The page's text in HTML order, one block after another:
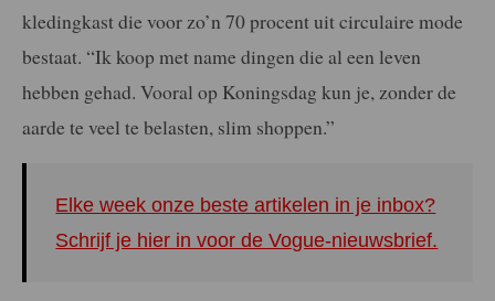
kledingkast die voor zo’n 70 procent uit circulaire mode
bestaat. “Ik koop met name dingen die al een leven
hebben gehad. Vooral op Koningsdag kun je, zonder de
aarde te veel te belasten, slim shoppen.”
Elke week onze beste artikelen in je inbox?
Schrijf je hier in voor de Vogue-nieuwsbrief.